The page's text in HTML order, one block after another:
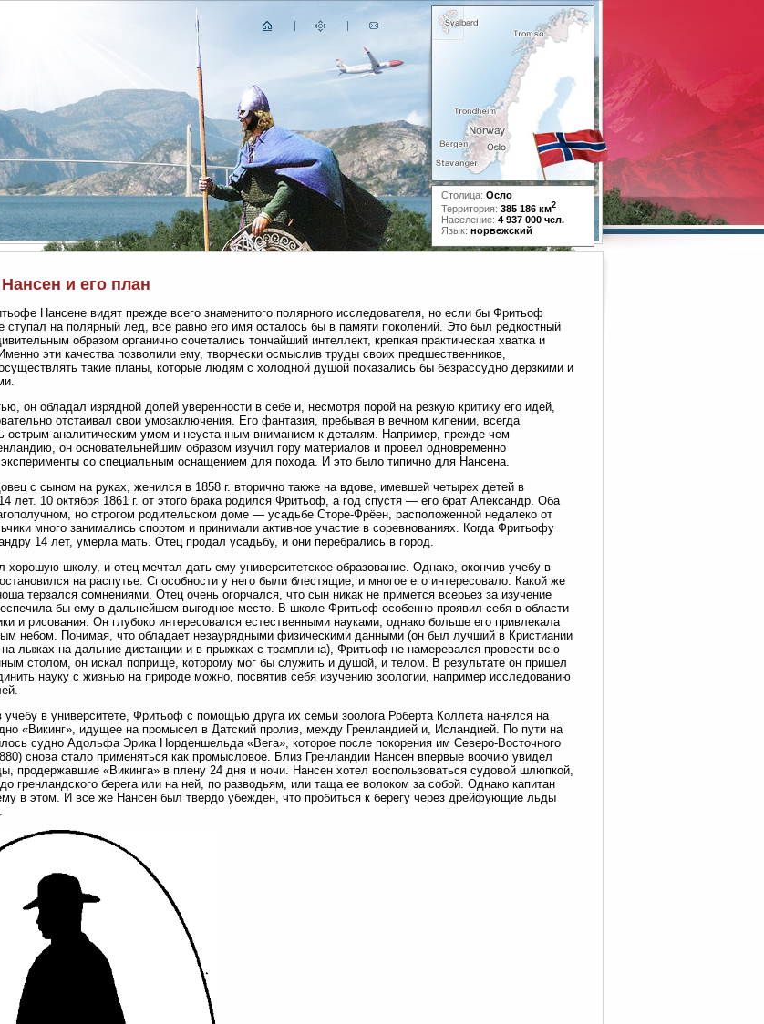
Столица: Осло
Территория: 385 186 км2
Население: 4 937 000 чел.
Язык: норвежский
и его план
Нансене видят прежде всего знаменитого полярного исследователя, но если бы Фритьоф
ступал на полярный лед, все равно его имя осталось бы в памяти поколений. Это был редкостный
образом органично сочетались тончайший интеллект, крепкая практическая хватка и
эти качества позволили ему, творчески осмыслив труды своих предшественников,
такие планы, которые людям с холодной душой показались бы безрассудно дерзкими и
он обладал изрядной долей уверенности в себе и, несмотря порой на резкую критику его идей,
отстаивал свои умозаключения. Его фантазия, пребывая в вечном кипении, всегда
острым аналитическим умом и неустанным вниманием к деталям. Например, прежде чем
он основательнейшим образом изучил гору материалов и провел одновременно
эксперименты со специальным оснащением для похода. И это было типично для Нансена.
с сыном на руках, женился в 1858 г. вторично также на вдове, имевшей четырех детей в
лет. 10 октября 1861 г. от этого брака родился Фритьоф, а год спустя — его брат Александр. Оба
но строгом родительском доме — усадьбе Сторе-Фрёен, расположенной недалеко от
много занимались спортом и принимали активное участие в соревнованиях. Когда Фритьофу
14 лет, умерла мать. Отец продал усадьбу, и они перебрались в город.
школу, и отец мечтал дать ему университетское образование. Однако, окончив учебу в
на распутье. Способности у него были блестящие, и многое его интересовало. Какой же
терзался сомнениями. Отец очень огорчался, что сын никак не примется всерьез за изучение
бы ему в дальнейшем выгодное место. В школе Фритьоф особенно проявил себя в области
и рисования. Он глубоко интересовался естественными науками, однако больше его привлекала
небом. Понимая, что обладает незаурядными физическими данными (он был лучший в Кристиании
на лыжах на дальние дистанции и в прыжках с трамплина), Фритьоф не намеревался провести всю
столом, он искал поприще, которому мог бы служить и душой, и телом. В результате он пришел
науку с жизнью на природе можно, посвятив себя изучению зоологии, например исследованию
учебу в университете, Фритьоф с помощью друга их семьи зоолога Роберта Коллета нанялся на
«Викинг», идущее на промысел в Датский пролив, между Гренландией и, Исландией. По пути на
судно Адольфа Эрика Норденшельда «Вега», которое после покорения им Северо-Восточного
снова стало применяться как промысловое. Близ Гренландии Нансен впервые воочию увидел
продержавшие «Викинга» в плену 24 дня и ночи. Нансен хотел воспользоваться судовой шлюпкой,
гренландского берега или на ней, по разводьям, или таща ее волоком за собой. Однако капитан
в этом. И все же Нансен был твердо убежден, что пробиться к берегу через дрейфующие льды